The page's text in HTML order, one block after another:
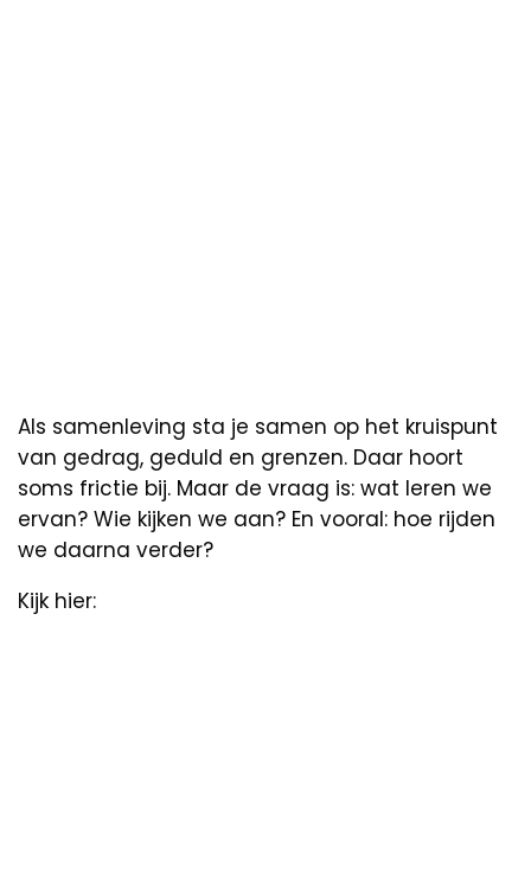
Als samenleving sta je samen op het kruispunt
van gedrag, geduld en grenzen. Daar hoort
soms frictie bij. Maar de vraag is: wat leren we
ervan? Wie kijken we aan? En vooral: hoe rijden
we daarna verder?
Kijk hier: